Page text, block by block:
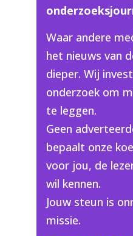
Waar andere
het nieuws van
dieper. Wij
onderzoek om
te leggen.
Geen
bepaalt onze
voor jou, de
wil kennen.
Jouw steun is
missie.